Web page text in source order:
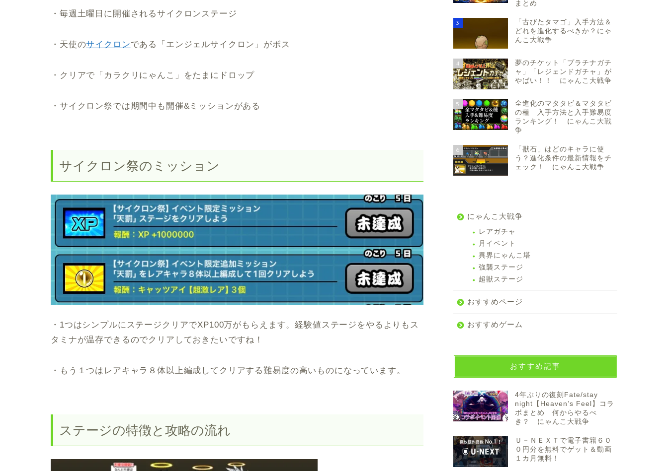
・毎週土曜日に開催されるサイクロンステージ
・天使のサイクロンである「エンジェルサイクロン」がボス
・クリアで「カラクリにゃんこ」をたまにドロップ
・サイクロン祭では期間中も開催&ミッションがある
サイクロン祭のミッション
・1つはシンプルにステージクリアでXP100万がもらえます。経験値ステージをやるよりもス
タミナが温存できるのでクリアしておきたいですね！
・もう１つはレアキャラ８体以上編成してクリアする難易度の高いものになっています。
ステージの特徴と攻略の流れ
まとめ
3
「古びたタマゴ」入手方法＆
どれを進化するべきか？にゃ
んこ大戦争
4
夢のチケット「プラチナガチ
ャ」「レジェンドガチャ」が
やばい！！ にゃんこ大戦争
5
全進化のマタタビ＆マタタビ
の種 入手方法と入手難易度
ランキング！ にゃんこ大戦
争
6
「獣石」はどのキャラに使
う？進化条件の最新情報をチ
ェック！ にゃんこ大戦争
にゃんこ大戦争
レアガチャ
月イベント
異界にゃんこ塔
強襲ステージ
超獣ステージ
おすすめページ
おすすめゲーム
おすすめ記事
4年ぶりの復刻Fate/stay
night【Heaven’s Feel】コラ
ボまとめ 何からやるべ
き？ にゃんこ大戦争
Ｕ－ＮＥＸＴで電子書籍６０
０円分を無料でゲット＆動画
１カ月無料！